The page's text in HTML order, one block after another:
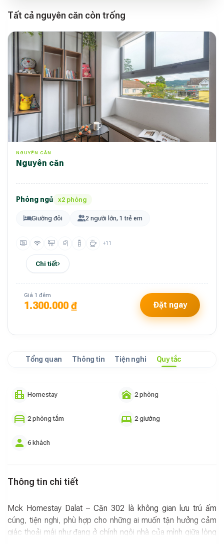
Tất cả nguyên căn còn trống
NGUYÊN CĂN
Nguyên căn
Phòng ngủ x2 phòng
Giường đôi 2 người lớn, 1 trẻ em
+11
Chi tiết
Giá 1 đêm
1.300.000 ₫ Đặt ngay
Tổng quan Thông tin Tiện nghi Quy tắc
Homestay 2 phòng
2 phòng tắm 2 giường
6 khách
Thông tin chi tiết
Mck Homestay Dalat – Căn 302 là không gian lưu trú ấm
cúng, tiện nghi, phù hợp cho những ai muốn tận hưởng cảm
giác thoải mái như đang ở chính ngôi nhà của mình giữa lòng